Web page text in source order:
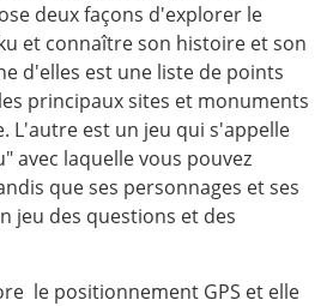
deux façons d'explorer le
et connaître son histoire et son
d'elles est une liste de points
principaux sites et monuments
L'autre est un jeu qui s'appelle
avec laquelle vous pouvez
que ses personnages et ses
jeu des questions et des
le positionnement GPS et elle